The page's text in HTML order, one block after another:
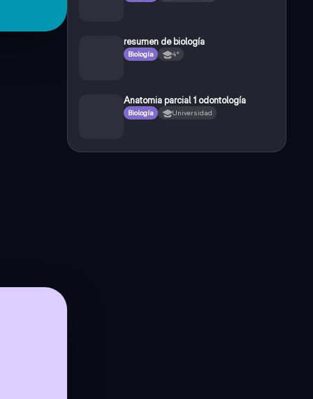
resumen de biología
Biología 4°
Anatomia parcial 1 odontología
Biología Universidad